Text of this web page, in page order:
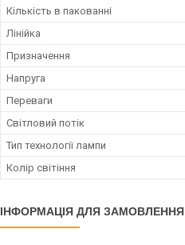
Кількість в пакованні
Лінійка
Призначення
Напруга
Переваги
Світловий потік
Тип технології лампи
Колір світіння
ІНФОРМАЦІЯ ДЛЯ ЗАМОВЛЕННЯ